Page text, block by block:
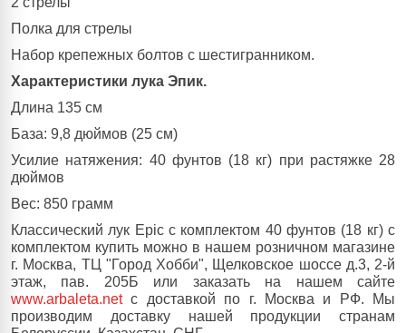
Полка для стрелы
Набор крепежных болтов с шестигранником.
Характеристики лука Эпик.
Длина 135 см
База: 9,8 дюймов (25 см)
Усилие натяжения: 40 фунтов (18 кг) при растяжке 28
дюймов
Вес: 850 грамм
Классический лук Epic с комплектом 40 фунтов (18 кг) с
комплектом купить можно в нашем розничном магазине
г. Москва, ТЦ "Город Хобби", Щелковское шоссе д.3, 2-й
этаж, пав. 205Б или заказать на нашем сайте
www.arbaleta.netс доставкой по г. Москва и РФ. Мы
производим доставку нашей продукции странам